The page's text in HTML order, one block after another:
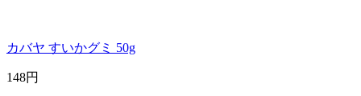
カバヤ すいかグミ 50g
148円